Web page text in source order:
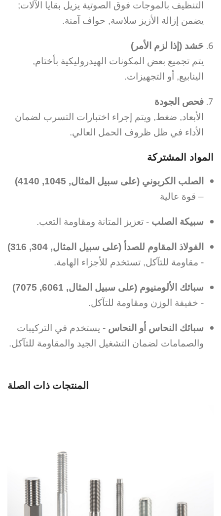
التنظيف بالموجات فوق الصوتية يزيل بقايا الآلات;
يضمن إزالة الأزيز سلاسة, حواف آمنة.
حَشد (إذا لزم الأمر)
يتم تجميع بعض المكونات الهيدروليكية بأختام,
الينابيع, أو التجهيزات.
فحص الجودة
الأبعاد, ضغط, ويتم إجراء اختبارات التسرب لضمان
الأداء في ظل ظروف الحمل العالي.
المواد المشتركة
الصلب الكربوني (على سبيل المثال, 1045, 4140)
– قوة عالية
سبيكة الصلب - تعزيز المتانة ومقاومة التعب.
الفولاذ المقاوم للصدأ (على سبيل المثال, 304, 316)
- مقاومة للتآكل, تستخدم للأجزاء الهامة.
سبائك الألومنيوم (على سبيل المثال, 6061, 7075)
- خفيفة الوزن ومقاومة للتآكل.
سبائك النحاس أو النحاس - يستخدم في التركيبات
والصمامات لضمان التشغيل الجيد والمقاومة للتآكل.
المنتجات ذات الصلة